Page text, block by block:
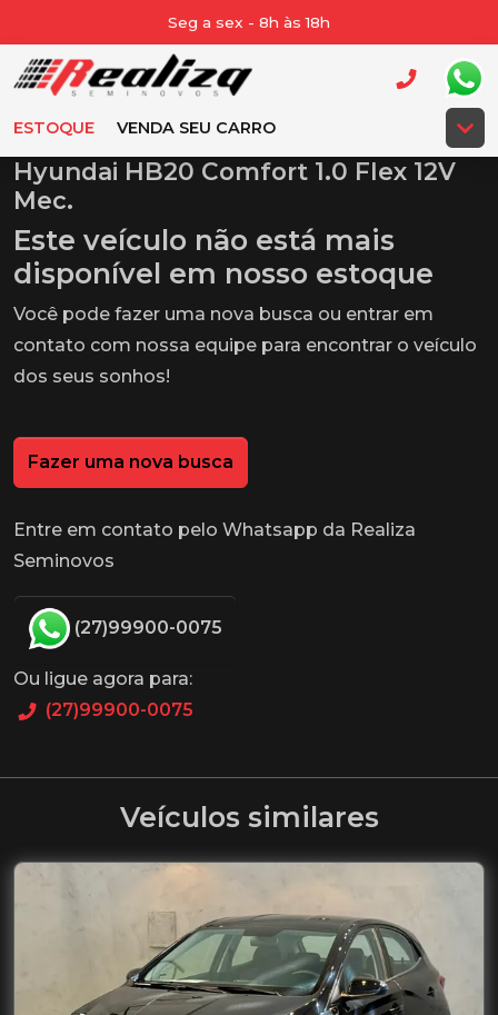
Seg a sex - 8h às 18h
ESTOQUE VENDA SEU CARRO
Hyundai HB20 Comfort 1.0 Flex 12V
Mec.
Este veículo não está mais
disponível em nosso estoque
Você pode fazer uma nova busca ou entrar em
contato com nossa equipe para encontrar o veículo
dos seus sonhos!
Fazer uma nova busca
Entre em contato pelo Whatsapp da Realiza
Seminovos
(27)99900-0075
Ou ligue agora para:
(27)99900-0075
Veículos similares